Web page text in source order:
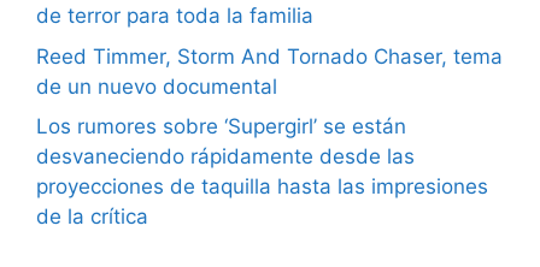
de terror para toda la familia
Reed Timmer, Storm And Tornado Chaser, tema
de un nuevo documental
Los rumores sobre ‘Supergirl’ se están
desvaneciendo rápidamente desde las
proyecciones de taquilla hasta las impresiones
de la crítica